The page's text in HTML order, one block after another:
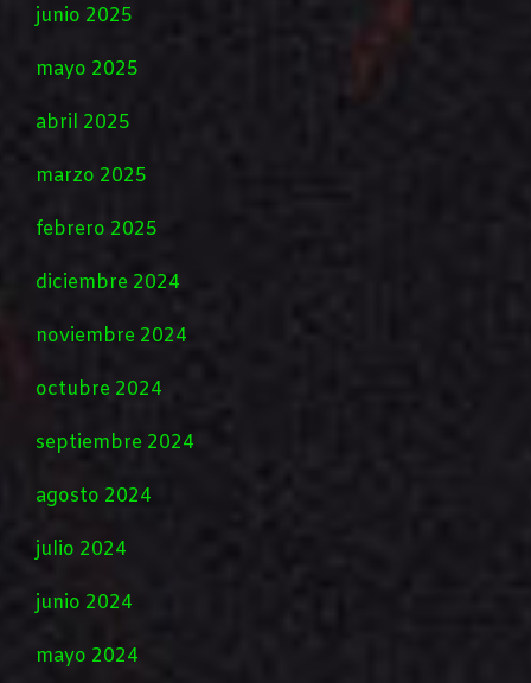
junio 2025
mayo 2025
abril 2025
marzo 2025
febrero 2025
diciembre 2024
noviembre 2024
octubre 2024
septiembre 2024
agosto 2024
julio 2024
junio 2024
mayo 2024